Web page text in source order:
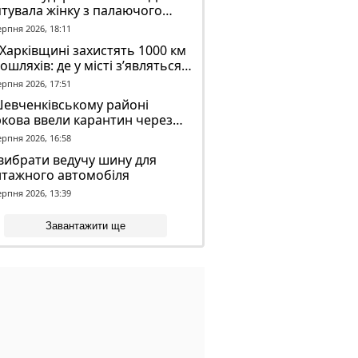
жінку з палаючого
2026, 18:11
захистять 1000 км
де у місті з’являться
сітки
2026, 17:51
районі
ввели карантин через
кажана
2026, 16:58
ведучу шину для
автомобіля
2026, 13:39
Завантажити ще